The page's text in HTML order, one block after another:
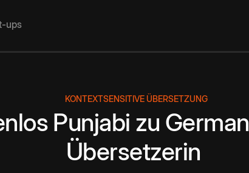
ups
KONTEXTSENSITIVE ÜBERSETZUNG
Punjabi zu German
Übersetzerin